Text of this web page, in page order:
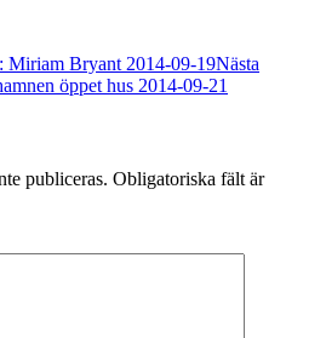
Miriam Bryant 2014-09-19Nästa
öppet hus 2014-09-21
publiceras. Obligatoriska fält är